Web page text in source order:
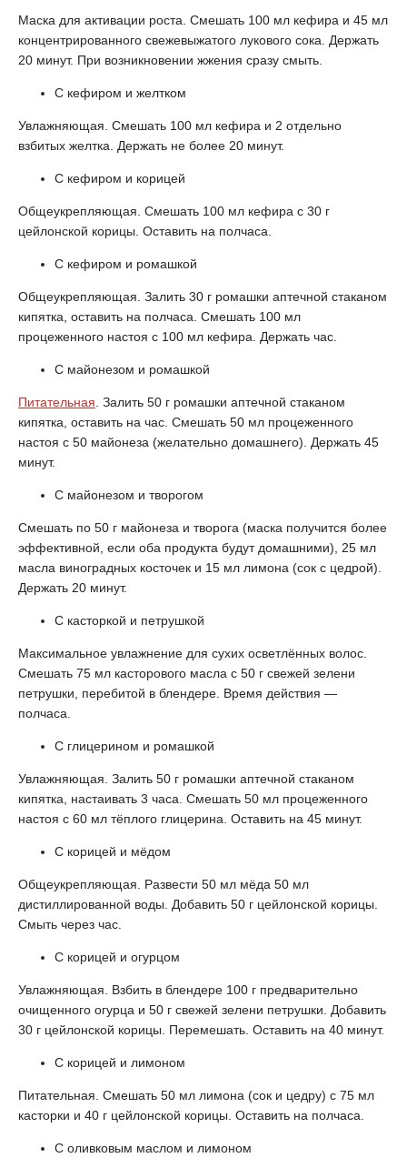
Маска для активации роста. Смешать 100 мл кефира и 45 мл
концентрированного свежевыжатого лукового сока. Держать
20 минут. При возникновении жжения сразу смыть.
С кефиром и желтком
Увлажняющая. Смешать 100 мл кефира и 2 отдельно
взбитых желтка. Держать не более 20 минут.
С кефиром и корицей
Общеукрепляющая. Смешать 100 мл кефира с 30 г
цейлонской корицы. Оставить на полчаса.
С кефиром и ромашкой
Общеукрепляющая. Залить 30 г ромашки аптечной стаканом
кипятка, оставить на полчаса. Смешать 100 мл
процеженного настоя с 100 мл кефира. Держать час.
С майонезом и ромашкой
Питательная . Залить 50 г ромашки аптечной стаканом
кипятка, оставить на час. Смешать 50 мл процеженного
настоя с 50 майонеза (желательно домашнего). Держать 45
минут.
С майонезом и творогом
Смешать по 50 г майонеза и творога (маска получится более
эффективной, если оба продукта будут домашними), 25 мл
масла виноградных косточек и 15 мл лимона (сок с цедрой).
Держать 20 минут.
С касторкой и петрушкой
Максимальное увлажнение для сухих осветлённых волос.
Смешать 75 мл касторового масла с 50 г свежей зелени
петрушки, перебитой в блендере. Время действия —
полчаса.
С глицерином и ромашкой
Увлажняющая. Залить 50 г ромашки аптечной стаканом
кипятка, настаивать 3 часа. Смешать 50 мл процеженного
настоя с 60 мл тёплого глицерина. Оставить на 45 минут.
С корицей и мёдом
Общеукрепляющая. Развести 50 мл мёда 50 мл
дистиллированной воды. Добавить 50 г цейлонской корицы.
Смыть через час.
С корицей и огурцом
Увлажняющая. Взбить в блендере 100 г предварительно
очищенного огурца и 50 г свежей зелени петрушки. Добавить
30 г цейлонской корицы. Перемешать. Оставить на 40 минут.
С корицей и лимоном
Питательная. Смешать 50 мл лимона (сок и цедру) с 75 мл
касторки и 40 г цейлонской корицы. Оставить на полчаса.
С оливковым маслом и лимоном